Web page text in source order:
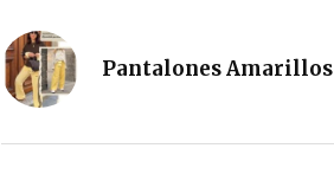
Pantalones Amarillos